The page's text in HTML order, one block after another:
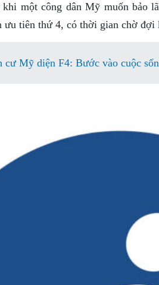
một công dân Mỹ muốn bảo
tiên thứ 4, có thời gian chờ đợi
cư Mỹ diện F4: Bước vào cuộc